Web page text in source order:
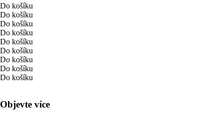
Do košíku
Do košíku
Do košíku
Do košíku
Do košíku
Do košíku
Do košíku
Do košíku
Do košíku
Objevte více